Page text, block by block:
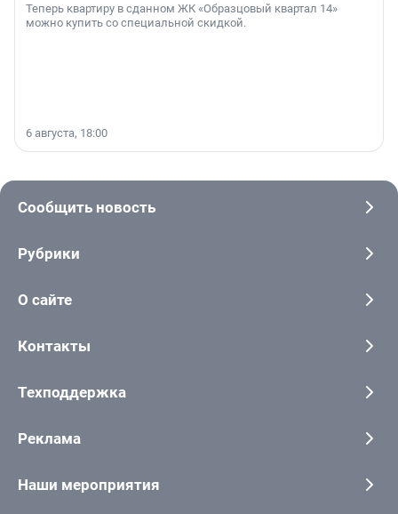
Теперь квартиру в сданном ЖК «Образцовый квартал 14»
можно купить со специальной скидкой.
6 августа, 18:00
Сообщить новость
Рубрики
О сайте
Контакты
Техподдержка
Реклама
Наши мероприятия